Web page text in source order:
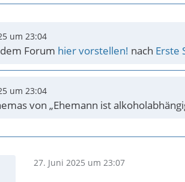
um 23:04
Forum hier vorstellen! nach Erste
um 23:04
von „Ehemann ist
27. Juni 2025 um 23:07